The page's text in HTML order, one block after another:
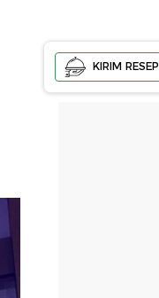
KIRIM RESEP